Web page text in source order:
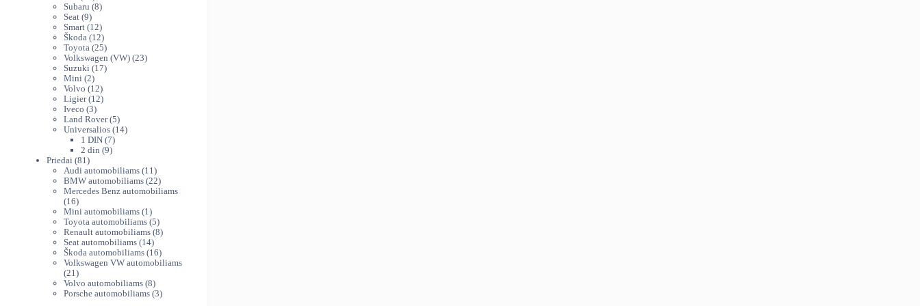
produktų
Subaru 88
Seat 99
produktai
Smart 1212
produktų
Škoda 1212
produktų
Toyota 2525
produktai
Volkswagen (VW) 2323
Suzuki 1717
Mini 22
produktai
Volvo 1212
produktų
Ligier 1212
Iveco 33
produktai
Land Rover 55
produktai
Universalios 1414
1 DIN 77
produktai
2 din 99
Priedai 81 81
produktas
Audi automobiliams 11 11
produktų
BMW automobiliams 2222
produktai
Mercedes Benz automobiliams
1616
produktų
Mini automobiliams 1 1
produktas
Toyota automobiliams 55
produktai
Renault automobiliams 88
Seat automobiliams 1414
produktų
Škoda automobiliams 1616
produktų
Volkswagen VW automobiliams
21 21
produktas
Volvo automobiliams 88
produktai
Porsche automobiliams 33